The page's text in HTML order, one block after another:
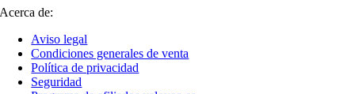
Acerca de:
Aviso legal
Condiciones generales de venta
Política de privacidad
Seguridad